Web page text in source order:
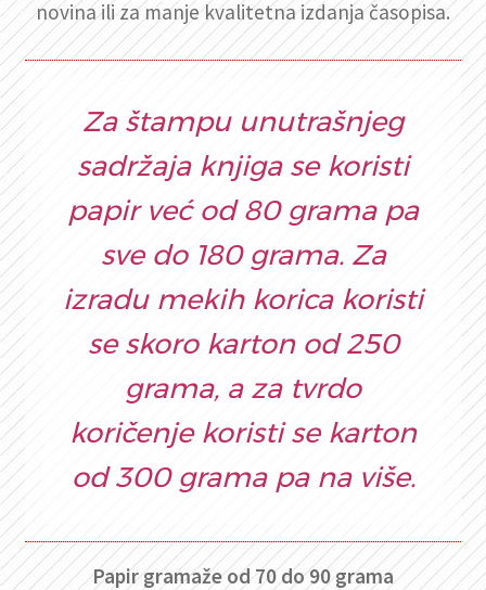
novina ili za manje kvalitetna izdanja časopisa.
Za štampu unutrašnjeg
sadržaja knjiga se koristi
papir već od 80 grama pa
sve do 180 grama. Za
izradu mekih korica koristi
se skoro karton od 250
grama, a za tvrdo
koričenje koristi se karton
od 300 grama pa na više.
Papir gramaže od 70 do 90 grama